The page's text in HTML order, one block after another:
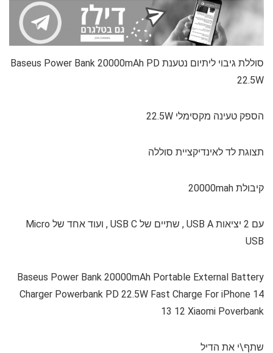
סוללת גיבוי ליתיום נטענת Baseus Power Bank 20000mAh PD
22.5W
הספק טעינה מקסימלי 22.5W
תצוגת לד לאינדיקציית סוללה
קיבולת 20000mah
עם 2 יציאות USB A , שתיים של USB C , ועוד אחד של Micro
USB
Baseus Power Bank 20000mAh Portable External Battery
Charger Powerbank PD 22.5W Fast Charge For iPhone 14
13 12 Xiaomi Poverbank
שתף\י את הדיל